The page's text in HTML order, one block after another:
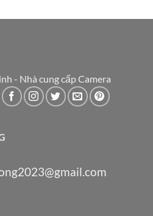
- Nhà cung cấp Camera